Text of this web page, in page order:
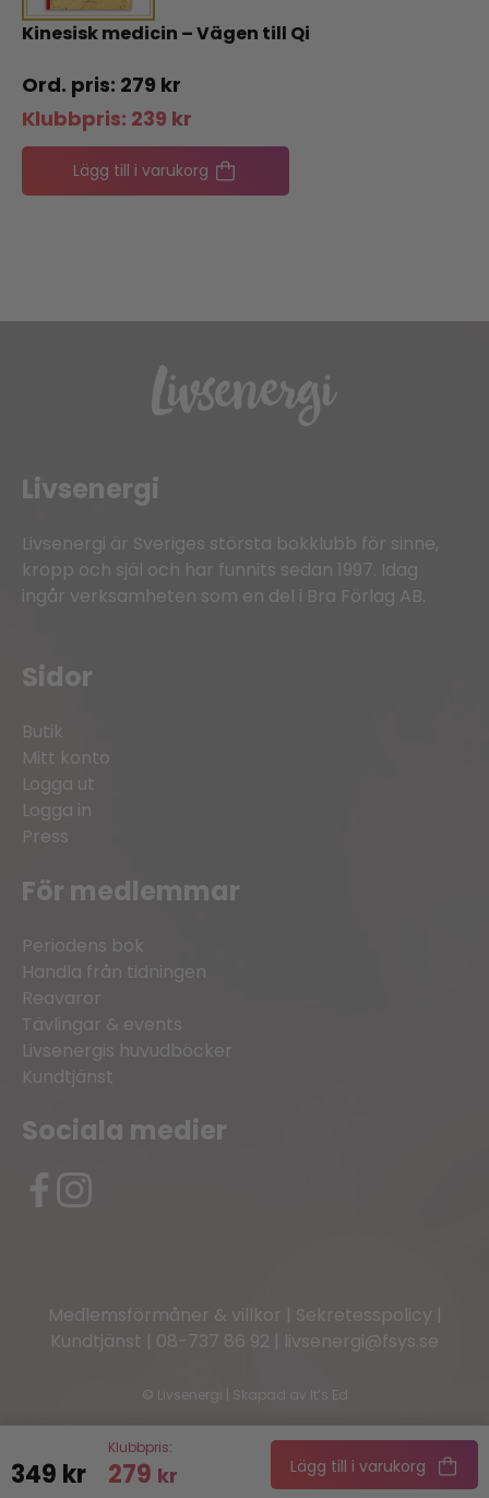
349 kr
Klubbpris:
279 kr Lägg till i varukorg
Kinesisk medicin – Vägen till Qi
279 kr
Klubbpris: 239 kr
Lägg till i varukorg
Livsenergi
Livsenergi är Sveriges största bokklubb för sinne,
kropp och själ och har funnits sedan 1997. Idag
ingår verksamheten som en del i Bra Förlag AB.
Sidor
Butik
Mitt konto
Logga ut
Logga in
Press
För medlemmar
Periodens bok
Handla från tidningen
Reavaror
Tävlingar & events
Livsenergis huvudböcker
Kundtjänst
Sociala medier
Medlemsförmåner & villkor | Sekretesspolicy |
Kundtjänst | 08-737 86 92 | livsenergi@fsys.se
© Livsenergi | Skapad av It’s Ed